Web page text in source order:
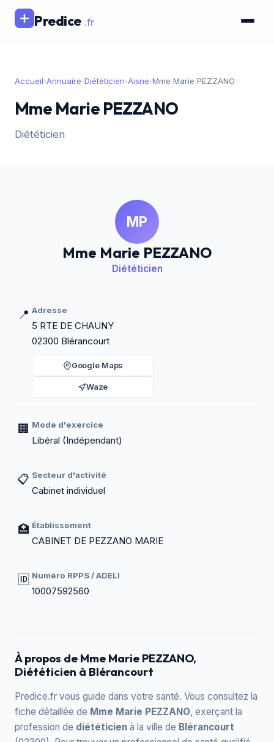
Predice .fr
Accueil›Annuaire›Diététicien›Aisne›Mme Marie PEZZANO
Mme Marie PEZZANO
Diététicien
MP
Mme Marie PEZZANO
Diététicien
📍 Adresse
5 RTE DE CHAUNY
02300 Blérancourt
Google Maps
Waze
🏢 Mode d'exercice
Libéral (Indépendant)
📋 Secteur d'activité
Cabinet individuel
🏥 Établissement
CABINET DE PEZZANO MARIE
🆔 Numéro RPPS / ADELI
10007592560
À propos de Mme Marie PEZZANO,
Diététicien à Blérancourt
Predice.fr vous guide dans votre santé. Vous consultez la
fiche détaillée de Mme Marie PEZZANO, exerçant la
profession de diététicien à la ville de Blérancourt